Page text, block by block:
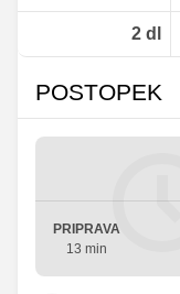
2dl
POSTOPEK
PRIPRAVA
13 min